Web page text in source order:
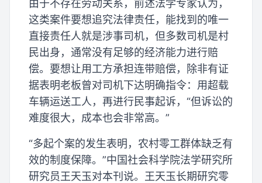
由于不存在劳动关系，前述法学专家认为，
这类案件要想追究法律责任，能找到的唯一
直接责任人就是涉事司机，但多数司机是村
民出身，通常没有足够的经济能力进行赔
偿。要想让用工方承担连带赔偿，除非有证
据表明老板曾对司机下达明确指令：用超载
车辆运送工人，再进行民事起诉，“但诉讼的
难度很大，成本也会非常高。”
“多起个案的发生表明，农村零工群体缺乏有
效的制度保障。”中国社会科学院法学研究所
研究员王天玉对本刊说。王天玉长期研究零